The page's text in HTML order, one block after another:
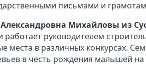
письмами и
Михайловы из
работает руководителем
в различных конкурсах.
в честь рождения малышей